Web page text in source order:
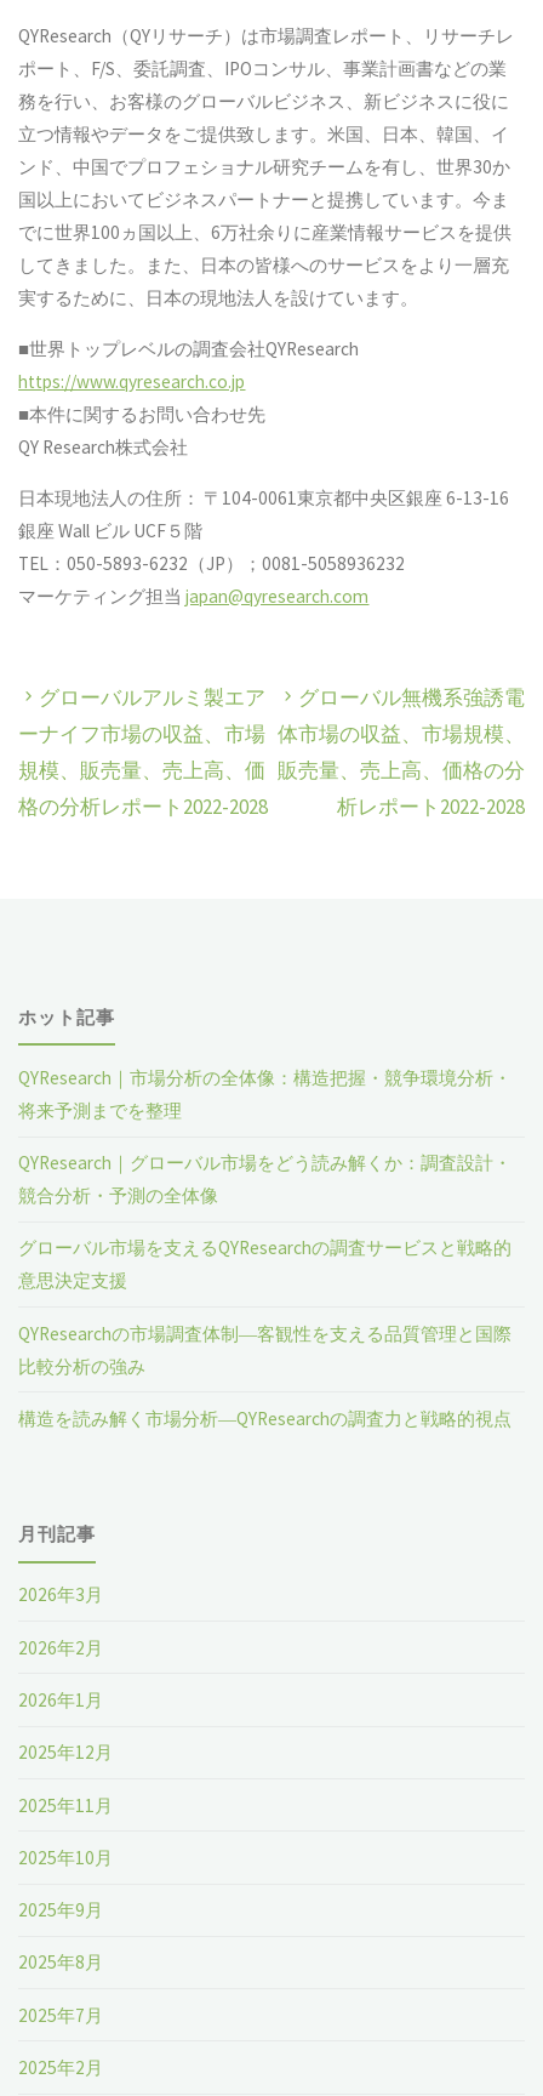
QYResearch（QYリサーチ）は市場調査レポート、リサーチレ
ポート、F/S、委託調査、IPOコンサル、事業計画書などの業
務を行い、お客様のグローバルビジネス、新ビジネスに役に
立つ情報やデータをご提供致します。米国、日本、韓国、イ
ンド、中国でプロフェショナル研究チームを有し、世界30か
国以上においてビジネスパートナーと提携しています。今ま
でに世界100ヵ国以上、6万社余りに産業情報サービスを提供
してきました。また、日本の皆様へのサービスをより一層充
実するために、日本の現地法人を設けています。
■世界トップレベルの調査会社QYResearch
https://www.qyresearch.co.jp
■本件に関するお問い合わせ先
QY Research株式会社
日本現地法人の住所： 〒104-0061東京都中央区銀座 6-13-16
銀座 Wall ビル UCF５階
TEL：050-5893-6232（JP）；0081-5058936232
マーケティング担当japan@qyresearch.com
グローバルアルミ製エア
ーナイフ市場の収益、市場
規模、販売量、売上高、価
格の分析レポート2022-2028
グローバル無機系強誘電
体市場の収益、市場規模、
販売量、売上高、価格の分
析レポート2022-2028
ホット記事
QYResearch｜市場分析の全体像：構造把握・競争環境分析・
将来予測までを整理
QYResearch｜グローバル市場をどう読み解くか：調査設計・
競合分析・予測の全体像
グローバル市場を支えるQYResearchの調査サービスと戦略的
意思決定支援
QYResearchの市場調査体制―客観性を支える品質管理と国際
比較分析の強み
構造を読み解く市場分析―QYResearchの調査力と戦略的視点
月刊記事
2026年3月
2026年2月
2026年1月
2025年12月
2025年11月
2025年10月
2025年9月
2025年8月
2025年7月
2025年2月